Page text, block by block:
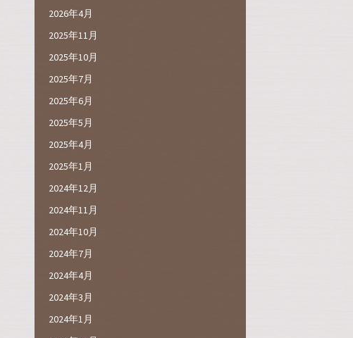
2026年4月
2025年11月
2025年10月
2025年7月
2025年6月
2025年5月
2025年4月
2025年1月
2024年12月
2024年11月
2024年10月
2024年7月
2024年4月
2024年3月
2024年1月